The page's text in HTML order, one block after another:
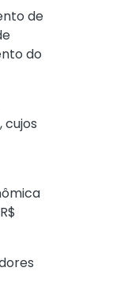
de
do
cujos